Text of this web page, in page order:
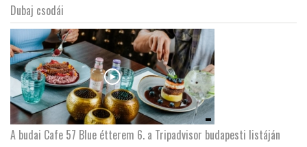
Dubaj csodái
A budai Cafe 57 Blue étterem 6. a Tripadvisor budapesti listáján